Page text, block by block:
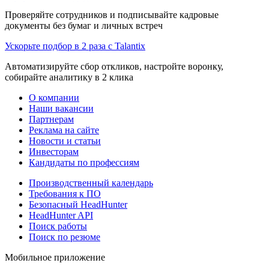
Проверяйте сотрудников и подписывайте кадровые
документы без бумаг и личных встреч
Ускорьте подбор в 2 раза с Talantix
Автоматизируйте сбор откликов, настройте воронку,
собирайте аналитику в 2 клика
О компании
Наши вакансии
Партнерам
Реклама на сайте
Новости и статьи
Инвесторам
Кандидаты по профессиям
Производственный календарь
Требования к ПО
Безопасный HeadHunter
HeadHunter API
Поиск работы
Поиск по резюме
Мобильное приложение